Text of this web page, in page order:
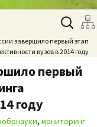
Найти:
завершило первый этап
вузов в 2014 году
первый
году
, мониторинг